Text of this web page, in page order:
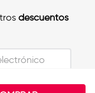
descuentos
y